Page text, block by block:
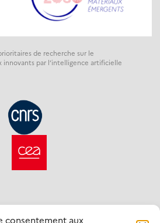
consentement aux
de recherche sur le
par l’intelligence artificielle